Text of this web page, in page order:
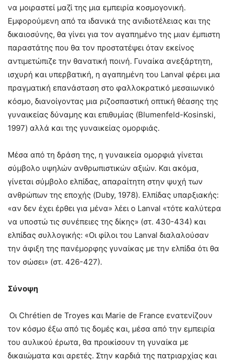
να μοιραστεί μαζί της μια εμπειρία κοσμογονική.
Εμφορούμενη από τα ιδανικά της ανιδιοτέλειας και της
δικαιοσύνης, θα γίνει για τον αγαπημένο της μιαν έμπιστη
παραστάτης που θα τον προστατέψει όταν εκείνος
αντιμετώπιζε την θανατική ποινή. Γυναίκα ανεξάρτητη,
ισχυρή και υπερβατική, η αγαπημένη του Lanval φέρει μια
πραγματική επανάσταση στο φαλλοκρατικό μεσαιωνικό
κόσμο, διανοίγοντας μια ριζοσπαστική οπτική θέασης της
γυναικείας δύναμης και επιθυμίας (Blumenfeld-Kosinski,
1997) αλλά και της γυναικείας ομορφιάς.
Μέσα από τη δράση της, η γυναικεία ομορφιά γίνεται
σύμβολο υψηλών ανθρωπιστικών αξιών. Και ακόμα,
γίνεται σύμβολο ελπίδας, απαραίτητη στην ψυχή των
ανθρώπων της εποχής (Duby, 1978). Ελπίδας υπαρξιακής:
«αν δεν έχει έρθει για μένα» λέει ο Lanval «τότε καλύτερα
να υποστώ τις συνέπειες της δίκης» (στ. 430-434) και
ελπίδας συλλογικής: «Οι φίλοι του Lanval διαλαλούσαν
την άφιξη της πανέμορφης γυναίκας με την ελπίδα ότι θα
τον σώσει» (στ. 426-427).
Σύνοψη
Οι Chrétien de Troyes και Marie de France ενατενίζουν
τον κόσμο έξω από τις δομές και, μέσα από την εμπειρία
του αυλικού έρωτα, θα προικίσουν τη γυναίκα με
δικαιώματα και αρετές. Στην καρδιά της πατριαρχίας και